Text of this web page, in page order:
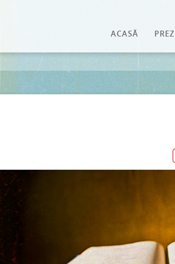
ACASĂ